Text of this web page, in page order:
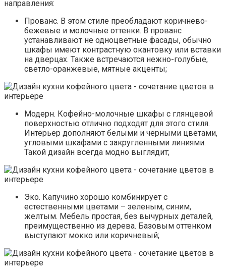
направления:
Прованс. В этом стиле преобладают коричнево-
бежевые и молочные оттенки. В прованс
устанавливают не одноцветные фасады, обычно
шкафы имеют контрастную окантовку или вставки
на дверцах. Также встречаются нежно-голубые,
светло-оранжевые, мятные акценты;
Модерн. Кофейно-молочные шкафы с глянцевой
поверхностью отлично подходят для этого стиля.
Интерьер дополняют белыми и черными цветами,
угловыми шкафами с закругленными линиями.
Такой дизайн всегда модно выглядит;
Эко. Капучино хорошо комбинирует с
естественными цветами – зеленым, синим,
желтым. Мебель простая, без вычурных деталей,
преимущественно из дерева. Базовым оттенком
выступают мокко или коричневый;